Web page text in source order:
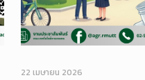
22 เมษายน 2026